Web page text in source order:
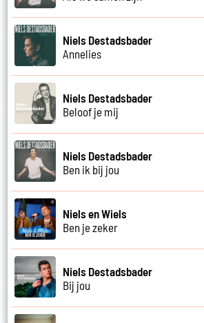
Niels Destadsbader
Annelies
Niels Destadsbader
Beloof je mij
Niels Destadsbader
Ben ik bij jou
Niels en Wiels
Ben je zeker
Niels Destadsbader
Bij jou